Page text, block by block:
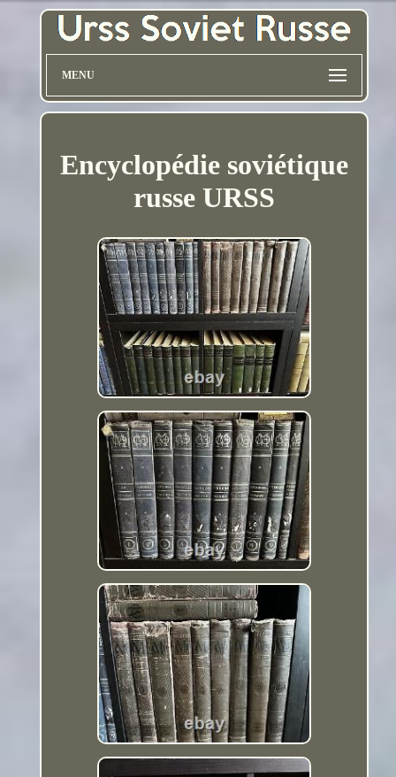
MENU
Encyclopédie soviétique
russe URSS